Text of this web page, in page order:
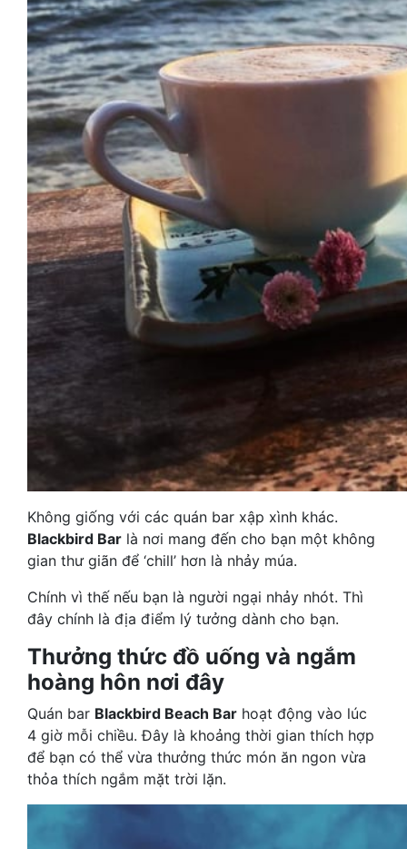
Không giống với các quán bar xập xình khác.
Blackbird Bar là nơi mang đến cho bạn một không
gian thư giãn để ‘chill’ hơn là nhảy múa.
Chính vì thế nếu bạn là người ngại nhảy nhót. Thì
đây chính là địa điểm lý tưởng dành cho bạn.
Thưởng thức đồ uống và ngắm
hoàng hôn nơi đây
Quán bar Blackbird Beach Bar hoạt động vào lúc
4 giờ mỗi chiều. Đây là khoảng thời gian thích hợp
để bạn có thể vừa thưởng thức món ăn ngon vừa
thỏa thích ngắm mặt trời lặn.